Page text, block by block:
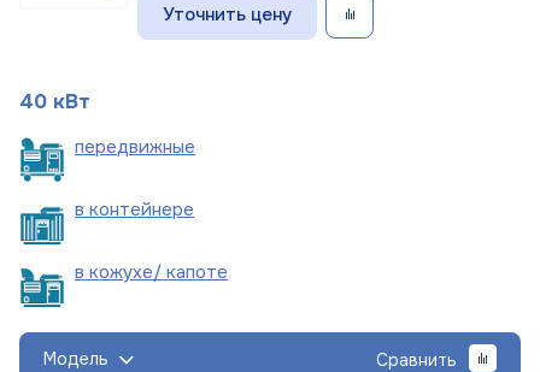
Уточнить цену
40 кВт
передвижные
в контейнере
в кожухе/ капоте
Модель Сравнить